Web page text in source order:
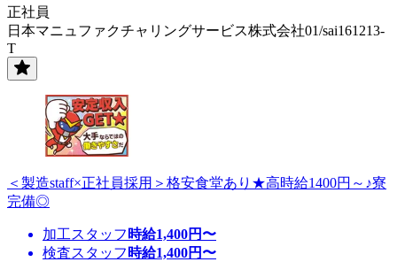
正社員
日本マニュファクチャリングサービス株式会社01/sai161213-
T
＜製造staff×正社員採用＞格安食堂あり★高時給1400円～♪寮
完備◎
加工スタッフ 時給1,400円〜
検査スタッフ 時給1,400円〜